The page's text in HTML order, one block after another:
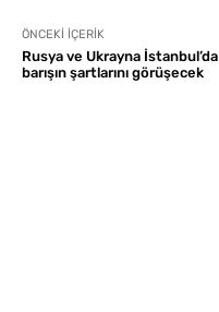
ÖNCEKI İÇERIK
Rusya ve Ukrayna İstanbul’da
barışın şartlarını görüşecek